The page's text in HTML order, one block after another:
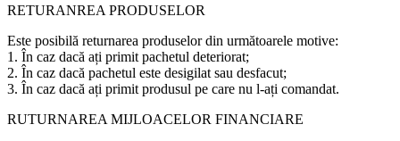
RETURANREA PRODUSELOR
Este posibilă returnarea produselor din următoarele motive:
1. În caz dacă ați primit pachetul deteriorat;
2. În caz dacă pachetul este desigilat sau desfacut;
3. În caz dacă ați primit produsul pe care nu l-ați comandat.
RUTURNAREA MIJLOACELOR FINANCIARE